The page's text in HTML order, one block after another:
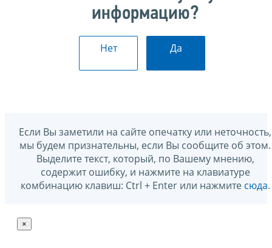
информацию?
Нет Да
Если Вы заметили на сайте опечатку или неточность,
мы будем признательны, если Вы сообщите об этом.
Выделите текст, который, по Вашему мнению,
содержит ошибку, и нажмите на клавиатуре
комбинацию клавиш: Ctrl + Enter или нажмите сюда.
×